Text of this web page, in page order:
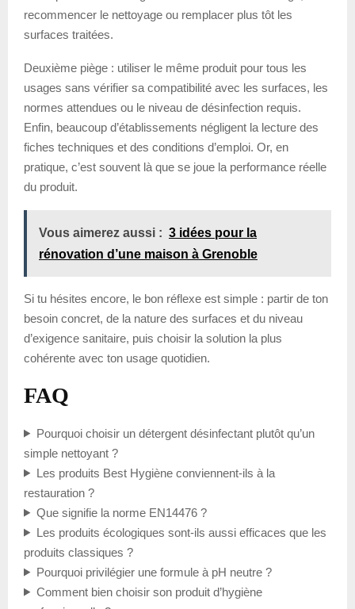
recommencer le nettoyage ou remplacer plus tôt les
surfaces traitées.
Deuxième piège : utiliser le même produit pour tous les
usages sans vérifier sa compatibilité avec les surfaces, les
normes attendues ou le niveau de désinfection requis.
Enfin, beaucoup d’établissements négligent la lecture des
fiches techniques et des conditions d’emploi. Or, en
pratique, c’est souvent là que se joue la performance réelle
du produit.
Vous aimerez aussi : 3 idées pour la
rénovation d’une maison à Grenoble
Si tu hésites encore, le bon réflexe est simple : partir de ton
besoin concret, de la nature des surfaces et du niveau
d’exigence sanitaire, puis choisir la solution la plus
cohérente avec ton usage quotidien.
FAQ
Pourquoi choisir un détergent désinfectant plutôt qu’un
simple nettoyant ?
Les produits Best Hygiène conviennent-ils à la
restauration ?
Que signifie la norme EN14476 ?
Les produits écologiques sont-ils aussi efficaces que les
produits classiques ?
Pourquoi privilégier une formule à pH neutre ?
Comment bien choisir son produit d’hygiène